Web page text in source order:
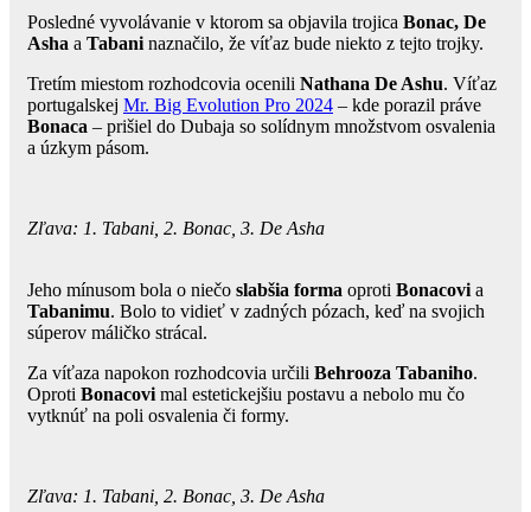
Posledné vyvolávanie v ktorom sa objavila trojica Bonac, De
Asha a Tabani naznačilo, že víťaz bude niekto z tejto trojky.
Tretím miestom rozhodcovia ocenili Nathana De Ashu. Víťaz
portugalskej Mr. Big Evolution Pro 2024 – kde porazil práve
Bonaca – prišiel do Dubaja so solídnym množstvom osvalenia
a úzkym pásom.
Zľava: 1. Tabani, 2. Bonac, 3. De Asha
Jeho mínusom bola o niečo slabšia forma oproti Bonacovi a
Tabanimu. Bolo to vidieť v zadných pózach, keď na svojich
súperov máličko strácal.
Za víťaza napokon rozhodcovia určili Behrooza Tabaniho.
Oproti Bonacovi mal estetickejšiu postavu a nebolo mu čo
vytknúť na poli osvalenia či formy.
Zľava: 1. Tabani, 2. Bonac, 3. De Asha